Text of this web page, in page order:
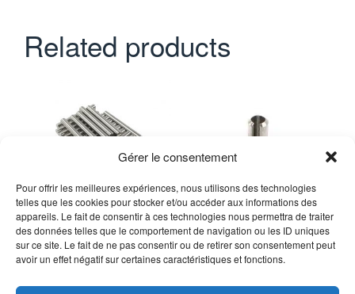
Gérer le consentement
Pour offrir les meilleures expériences, nous utilisons des technologies
telles que les cookies pour stocker et/ou accéder aux informations des
appareils. Le fait de consentir à ces technologies nous permettra de traiter
des données telles que le comportement de navigation ou les ID uniques
sur ce site. Le fait de ne pas consentir ou de retirer son consentement peut
avoir un effet négatif sur certaines caractéristiques et fonctions.
Related products
M1 support sheave axle Slotted spring pin 3×12